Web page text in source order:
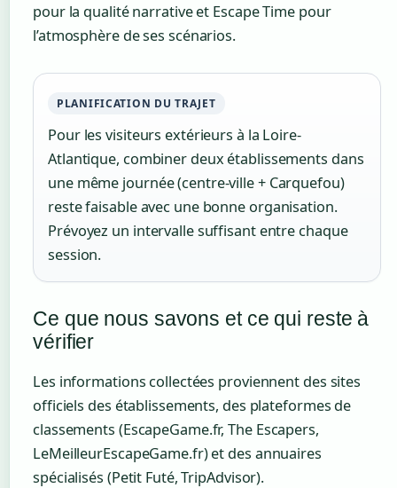
pour la qualité narrative et Escape Time pour
l’atmosphère de ses scénarios.
PLANIFICATION DU TRAJET
Pour les visiteurs extérieurs à la Loire-
Atlantique, combiner deux établissements dans
une même journée (centre-ville + Carquefou)
reste faisable avec une bonne organisation.
Prévoyez un intervalle suffisant entre chaque
session.
Ce que nous savons et ce qui reste à
vérifier
Les informations collectées proviennent des sites
officiels des établissements, des plateformes de
classements (EscapeGame.fr, The Escapers,
LeMeilleurEscapeGame.fr) et des annuaires
spécialisés (Petit Futé, TripAdvisor).